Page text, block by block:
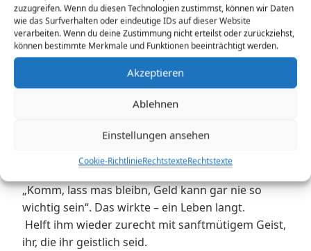
zuzugreifen. Wenn du diesen Technologien zustimmst, können wir Daten
wie das Surfverhalten oder eindeutige IDs auf dieser Website
verarbeiten. Wenn du deine Zustimmung nicht erteilst oder zurückziehst,
können bestimmte Merkmale und Funktionen beeinträchtigt werden.
Akzeptieren
Ablehnen
Einstellungen ansehen
Cookie-RichtlinieRechtstexteRechtstexte
wenn ein Mensch etwa von einer Verfehlung
ereilt wird,
so helft ihm wieder zurecht mit sanftmütigem
ihr, die ihr geistlich seid.
Dabei musste ich an das Lied „Großvater“ von STS
jugendlicher seinem Großvater Geld geklaut hat.
Der reagierte nur indem er ihn danach fragte und
als der es bestreitet, sagt der Großvater nur
„Komm, lass mas bleibn, Geld kann gar nie so
wichtig sein“. Das wirkte – ein Leben langt.
Helft ihm wieder zurecht mit sanftmütigem Geist,
ihr, die ihr geistlich seid.